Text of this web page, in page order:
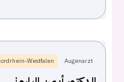
Augenarzt
Westfalen